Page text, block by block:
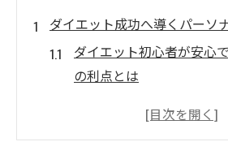
ダイエット成功へ導くパーソ
ダイエット初心者が安心
の利点とは
パーソナルのサポートが
を高める理由